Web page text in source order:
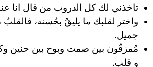
تاخذني لك كل الدروب من قال انا
واختر لقلبك ما يليقُ بحُسنه،
جميل.
مُمزقُون بين صمت وبوح بين حنين
و قلب.